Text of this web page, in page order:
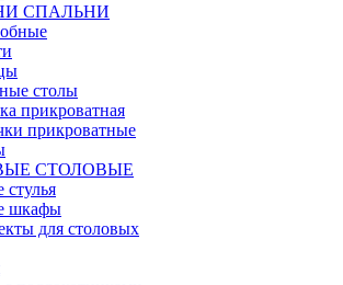
СПАЛЬНИ
столы
прикроватная
прикроватные
СТОЛОВЫЕ
стулья
шкафы
для столовых